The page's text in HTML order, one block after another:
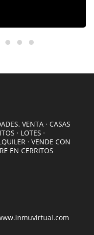
VENTA · CASAS
· LOTES ·
· VENDE CON
EN CERRITOS